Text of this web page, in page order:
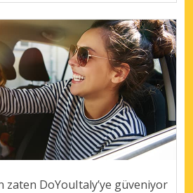
zaten DoYouItaly’ye güveniyor